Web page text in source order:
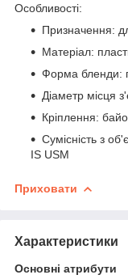
Особливості:
Призначення:
Матеріал:
Форма бленди:
Діаметр місця
Кріплення:
Сумісність з
IS USM
Приховати
Характеристики
Основні атрибути